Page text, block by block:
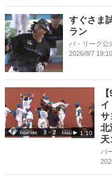
すぐさま
ラン
パ・リーグ公
2026/8/7 19:10
1:10
イ
サ
北
天
パ